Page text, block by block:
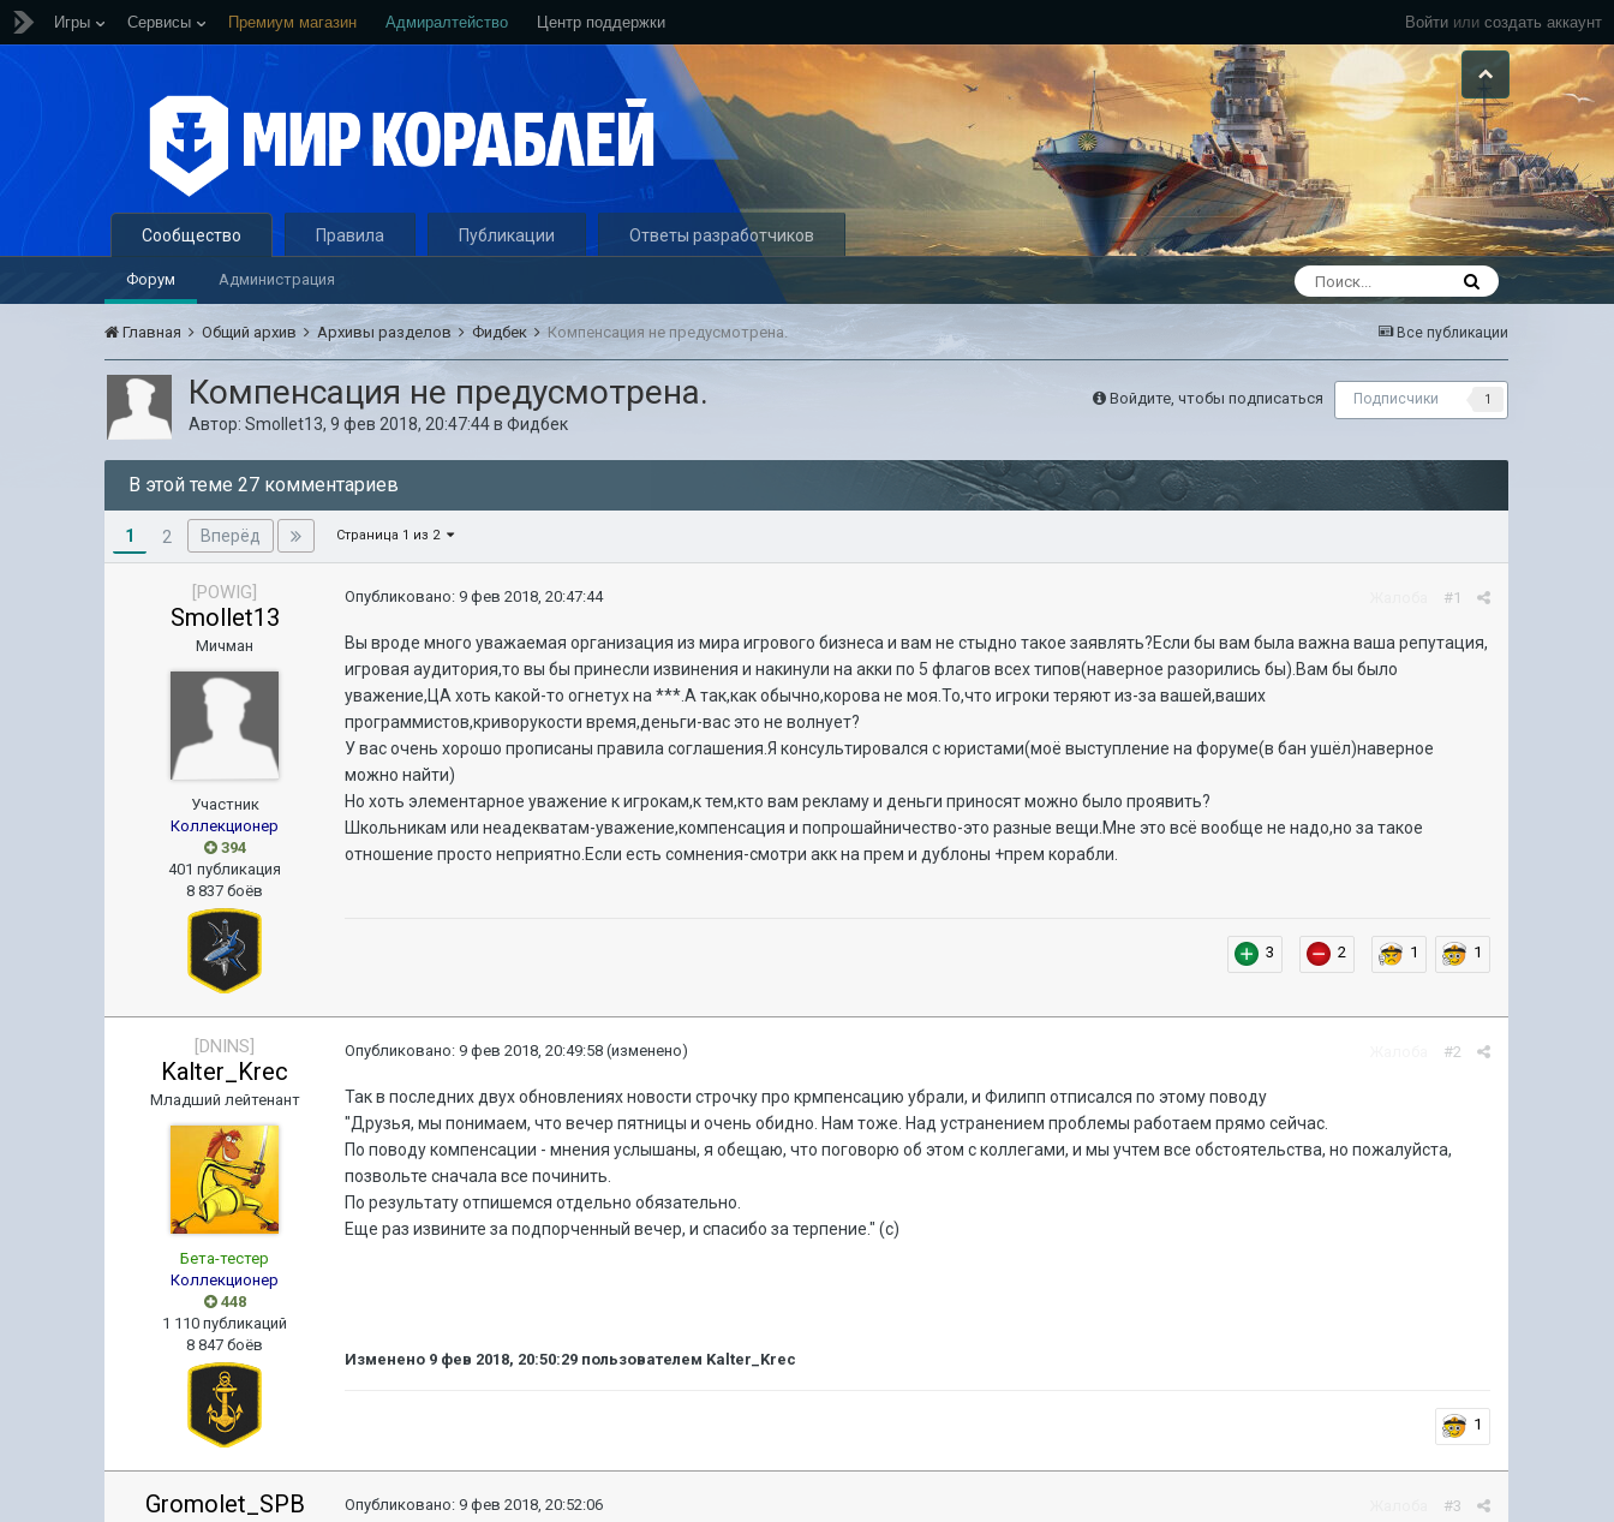
Войти или создать аккаунт
Игры Сервисы Премиум магазин Адмиралтейство Центр поддержки
Сообщество
Форум Администрация
Правила Публикации Ответы разработчиков
Все публикации
Главная Общий архив Архивы разделов Фидбек Компенсация не предусмотрена.
Войдите, чтобы подписаться Подписчики 1
Компенсация не предусмотрена.
Автор:Smollet13,9 фев 2018, 20:47:44вФидбек
В этой теме 27 комментариев
1 2 Вперёд Страница 1 из 2
[POWIG]
Smollet13
Мичман
Участник
Коллекционер
394
401 публикация
8 837 боёв
#1
Опубликовано: 9 фев 2018, 20:47:44
Вы вроде много уважаемая организация из мира игрового бизнеса и вам не стыдно такое заявлять?Если бы вам была важна ваша репутация,
игровая аудитория,то вы бы принесли извинения и накинули на акки по 5 флагов всех типов(наверное разорились бы).Вам бы было
уважение,ЦА хоть какой-то огнетух на ***.А так,как обычно,корова не моя.То,что игроки теряют из-за вашей,ваших
программистов,криворукости время,деньги-вас это не волнует?
У вас очень хорошо прописаны правила соглашения.Я консультировался с юристами(моё выступление на форуме(в бан ушёл)наверное
можно найти)
Но хоть элементарное уважение к игрокам,к тем,кто вам рекламу и деньги приносят можно было проявить?
Школьникам или неадекватам-уважение,компенсация и попрошайничество-это разные вещи.Мне это всё вообще не надо,но за такое
отношение просто неприятно.Если есть сомнения-смотри акк на прем и дублоны +прем корабли.
3 2 1 1
[DNINS]
Kalter_Krec
Младший лейтенант
Бета-тестер
Коллекционер
448
1 110 публикаций
8 847 боёв
#2
Опубликовано: 9 фев 2018, 20:49:58 (изменено)
Так в последних двух обновлениях новости строчку про крмпенсацию убрали, и Филипп отписался по этому поводу
"Друзья, мы понимаем, что вечер пятницы и очень обидно. Нам тоже. Над устранением проблемы работаем прямо сейчас.
По поводу компенсации - мнения услышаны, я обещаю, что поговорю об этом с коллегами, и мы учтем все обстоятельства, но пожалуйста,
позвольте сначала все починить.
По результату отпишемся отдельно обязательно.
Еще раз извините за подпорченный вечер, и спасибо за терпение." (с)
Изменено 9 фев 2018, 20:50:29 пользователем Kalter_Krec
1
Gromolet_SPB #3
Опубликовано: 9 фев 2018, 20:52:06